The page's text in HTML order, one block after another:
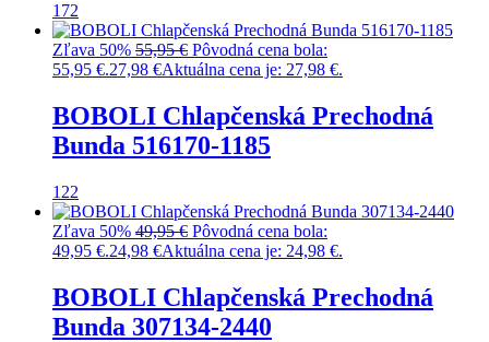
172
Zľava 50% 55,95€ Pôvodná cena bola:
55,95 €.27,98 €Aktuálna cena je: 27,98 €.
BOBOLI Chlapčenská Prechodná
Bunda 516170-1185
122
Zľava 50% 49,95€ Pôvodná cena bola:
49,95 €.24,98 €Aktuálna cena je: 24,98 €.
BOBOLI Chlapčenská Prechodná
Bunda 307134-2440